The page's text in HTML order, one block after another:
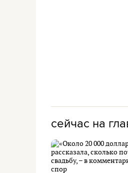
сейчас на